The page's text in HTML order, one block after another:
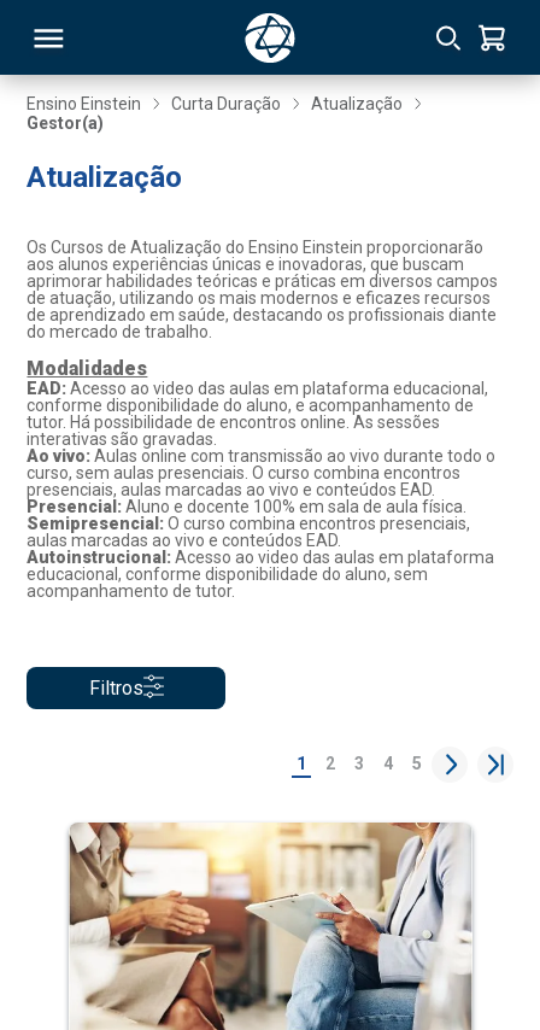
Ensino Einstein Curta Duração
Atualização
Gestor(a)
Atualização
Os Cursos de Atualização do Ensino Einstein proporcionarão
aos alunos experiências únicas e inovadoras, que buscam
aprimorar habilidades teóricas e práticas em diversos campos
de atuação, utilizando os mais modernos e eficazes recursos
de aprendizado em saúde, destacando os profissionais diante
do mercado de trabalho.
Modalidades
EAD:Acesso ao video das aulas em plataforma educacional,
conforme disponibilidade do aluno, e acompanhamento de
tutor. Há possibilidade de encontros online. As sessões
interativas são gravadas.
Ao vivo: Aulas online com transmissão ao vivo durante todo o
curso, sem aulas presenciais. O curso combina encontros
presenciais, aulas marcadas ao vivo e conteúdos EAD.
Presencial:Aluno e docente 100% em sala de aula física.
Semipresencial:O curso combina encontros presenciais,
aulas marcadas ao vivo e conteúdos EAD.
Autoinstrucional:Acesso ao video das aulas em plataforma
educacional, conforme disponibilidade do aluno, sem
acompanhamento de tutor.
Filtros
1 2 3 4 5